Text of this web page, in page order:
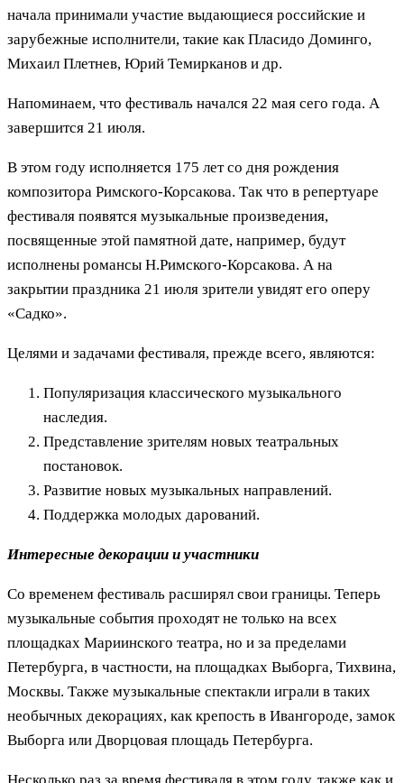
начала принимали участие выдающиеся российские и
зарубежные исполнители, такие как Пласидо Доминго,
Михаил Плетнев, Юрий Темирканов и др.
Напоминаем, что фестиваль начался 22 мая сего года. А
завершится 21 июля.
В этом году исполняется 175 лет со дня рождения
композитора Римского-Корсакова. Так что в репертуаре
фестиваля появятся музыкальные произведения,
посвященные этой памятной дате, например, будут
исполнены романсы Н.Римского-Корсакова. А на
закрытии праздника 21 июля зрители увидят его оперу
«Садко».
Целями и задачами фестиваля, прежде всего, являются:
Популяризация классического музыкального
наследия.
Представление зрителям новых театральных
постановок.
Развитие новых музыкальных направлений.
Поддержка молодых дарований.
Интересные декорации и участники
Со временем фестиваль расширял свои границы. Теперь
музыкальные события проходят не только на всех
площадках Мариинского театра, но и за пределами
Петербурга, в частности, на площадках Выборга, Тихвина,
Москвы. Также музыкальные спектакли играли в таких
необычных декорациях, как крепость в Ивангороде, замок
Выборга или Дворцовая площадь Петербурга.